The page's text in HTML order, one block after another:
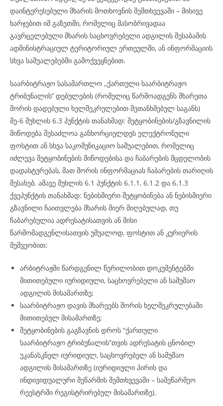
დაინტერესებული მხარის მოთხოვნის შემთხვევაში – მისივე
ხარჯებით იმ გაზეთში, რომელიც მასობრივადაა
გავრცელებული მხარის საცხოვრებელი ადგილის შესაბამის
ადმინისტრაციულ ტერიტორიულ ერთეულში, ან ინფორმაციის
სხვა საშუალებებში გამოქვეყნებით.
საარბიტრაჟო სასამართლო ,,ქართული საარბიტრაჟო
ტრიბუნალის’’ დებულების (რომელიც წარმოადგენს მხარეთა
შორის დადებული ხელშეკრულებით შეთანხმებულ საგანს)
მე-6 მუხლის 6.3 პუნქტის თანახმად: შეტყობინების/გზავნილის
მიწოდება შესაძლოა განხორციელდეს ელექტრონული
ფოსტით ან სხვა საკომუნიკაციო საშუალებით, რომელიც
იძლევა შეტყობინების მიწოდებისა და ჩაბარების მცდელობის
დადასტურებას, მათ შორის ინფორმაციას ჩაბარების თარიღის
შესახებ. ამავე მუხლის 6.1 პუნქტის 6.1.1, 6.1.2 და 6.1.3
ქვეპუნქტის თანახმად: ნებისმიერი შეტყობინება ან ნებისმიერი
გზავნილი ჩაითვლება მხარის მიერ მიღებულად, თუ
ჩაბარებულია ადრესატისათვის ან მისი
წარმომადგენლისათვის უშუალოდ, ფოსტით ან კურიერის
მეშვეობით:
არბიტრაჟში წარდგენილ წერილობით დოკუმენტებში
მითითებული იურიდიული, საცხოვრებელი ან სამუშაო
ადგილის მისამართზე;
საარბიტრაჟო დავის მხარეებს შორის ხელშეკრულებაში
მითითებულ მისამართზე;
შეტყობინების გაგზავნის დროს “ქართული
საარბიტრაჟო ტრიბუნალის”თვის ადრესატის ცნობილ
უკანასკნელ იურიდიულ, საცხოვრებელ ან სამუშაო
ადგილის მისამართზე (იურიდიული პირის და
ინდივიდუალური მეწარმის შემთხვევაში – სამეწარმეო
რეესტრში რეგისტრირებულ მისამართზე).